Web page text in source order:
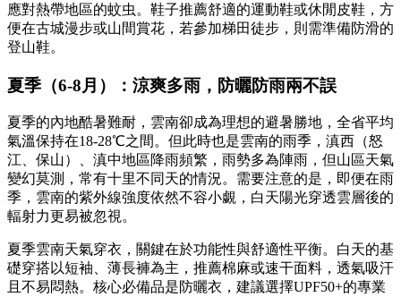
應對熱帶地區的蚊虫。鞋子推薦舒適的運動鞋或休閒皮鞋，方
便在古城漫步或山間賞花，若參加梯田徒步，則需準備防滑的
登山鞋。
夏季（6-8月）：涼爽多雨，防曬防雨兩不誤
夏季的內地酷暑難耐，雲南卻成為理想的避暑勝地，全省平均
氣溫保持在18-28℃之間。但此時也是雲南的雨季，滇西（怒
江、保山）、滇中地區降雨頻繁，雨勢多為陣雨，但山區天氣
變幻莫測，常有十里不同天的情況。需要注意的是，即便在雨
季，雲南的紫外線強度依然不容小覷，白天陽光穿透雲層後的
輻射力更易被忽視。
夏季雲南天氣穿衣，關鍵在於功能性與舒適性平衡。白天的基
礎穿搭以短袖、薄長褲為主，推薦棉麻或速干面料，透氣吸汗
且不易悶熱。核心必備品是防曬衣，建議選擇UPF50+的專業